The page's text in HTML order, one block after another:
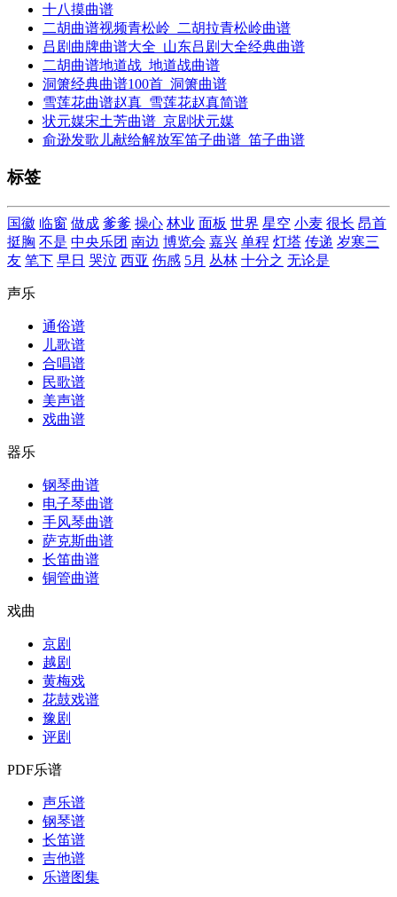
十八摸曲谱
二胡曲谱视频青松岭_二胡拉青松岭曲谱
吕剧曲牌曲谱大全_山东吕剧大全经典曲谱
二胡曲谱地道战_地道战曲谱
洞箫经典曲谱100首_洞箫曲谱
雪莲花曲谱赵真_雪莲花赵真简谱
状元媒宋土芳曲谱_京剧状元媒
俞逊发歌儿献给解放军笛子曲谱_笛子曲谱
标签
国徽 临窗 做成 爹爹 操心 林业 面板 世界 星空 小麦 很长 昂首
挺胸 不是 中央乐团 南边 博览会 嘉兴 单程 灯塔 传递 岁寒三
友 笔下 早日 哭泣 西亚 伤感 5月 丛林 十分之 无论是
声乐
通俗谱
儿歌谱
合唱谱
民歌谱
美声谱
戏曲谱
器乐
钢琴曲谱
电子琴曲谱
手风琴曲谱
萨克斯曲谱
长笛曲谱
铜管曲谱
戏曲
京剧
越剧
黄梅戏
花鼓戏谱
豫剧
评剧
PDF乐谱
声乐谱
钢琴谱
长笛谱
吉他谱
乐谱图集